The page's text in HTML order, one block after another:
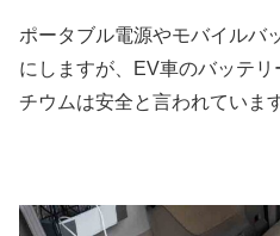
ポータブル電源やモバイルバ
にしますが、EV車のバッテ
チウムは安全と言われています